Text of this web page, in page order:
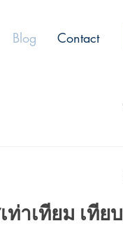
Blog Contact
าเทียม เทียบ